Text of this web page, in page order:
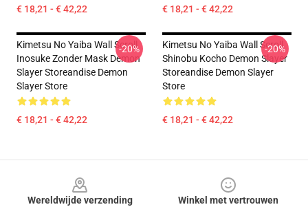
€ 18,21 - € 42,22 € 18,21 - € 42,22
Kimetsu No Yaiba Wall Scroll
Inosuke Zonder Mask Demon
Slayer Storeandise Demon
Slayer Store
€ 18,21 - € 42,22
-20%
Kimetsu No Yaiba Wall Scroll
Shinobu Kocho Demon Slayer
Storeandise Demon Slayer
Store
€ 18,21 - € 42,22
-20%
Wereldwijde verzending
Winkel met vertrouwen